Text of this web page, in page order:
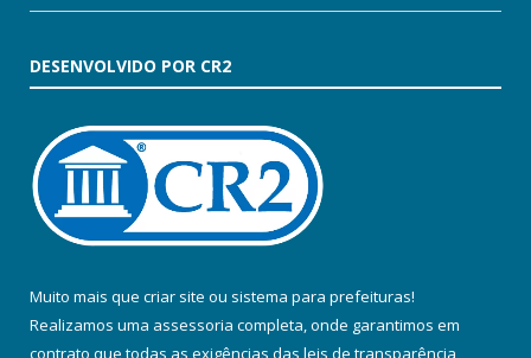
DESENVOLVIDO POR CR2
Muito mais que criar site ou sistema para prefeituras!
Realizamos uma assessoria completa, onde garantimos em
contrato que todas as exigências das leis de transparência